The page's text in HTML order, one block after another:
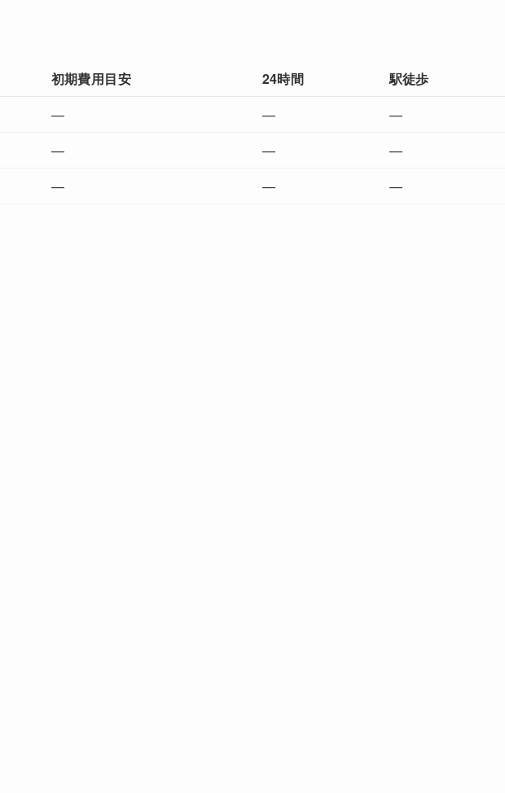
初期費用目安 24時間
駅徒歩
— —
—
— —
—
— —
—